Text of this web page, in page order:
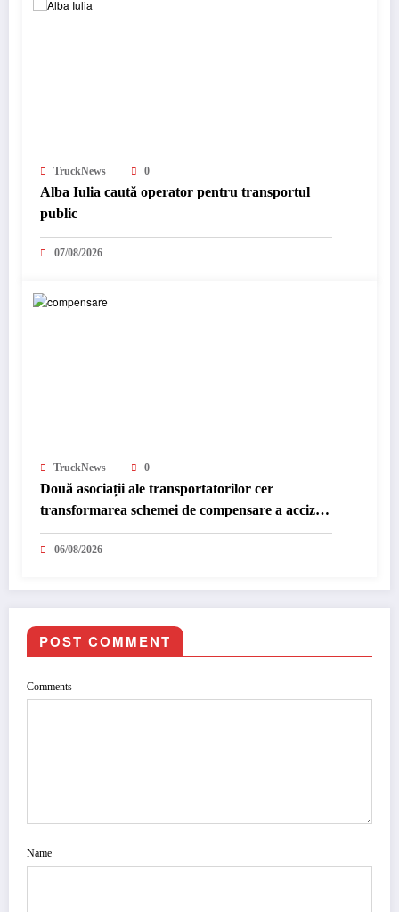
TruckNews 0
Alba Iulia caută operator pentru transportul
public
07/08/2026
TruckNews 0
Două asociații ale transportatorilor cer
transformarea schemei de compensare a accizei
în mecanism permanent
06/08/2026
POST COMMENT
Comments
Name